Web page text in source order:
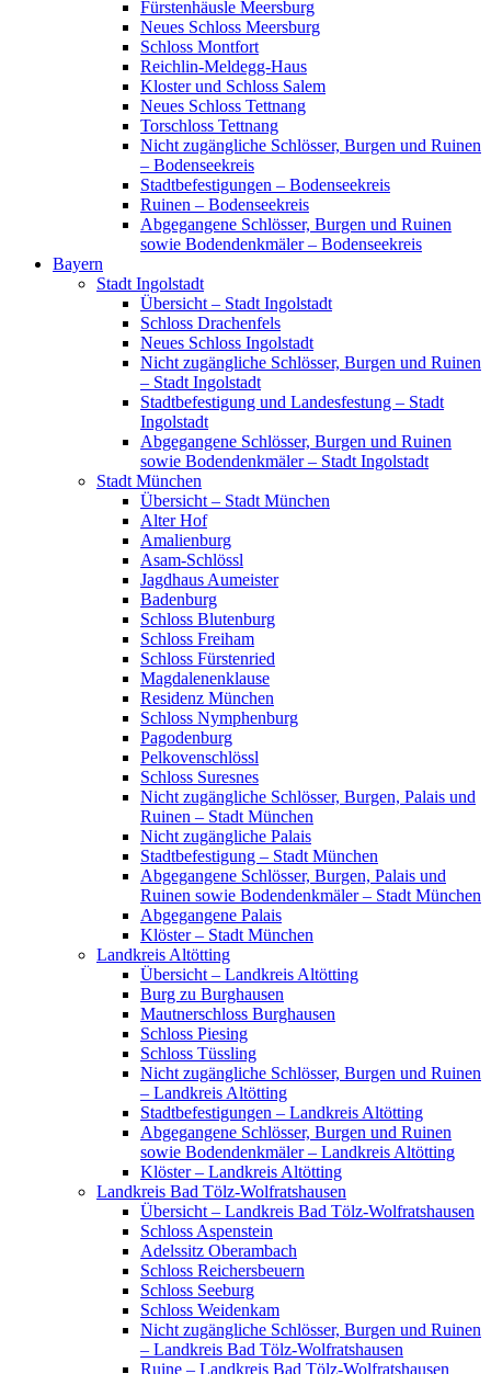
Fürstenhäusle Meersburg
Neues Schloss Meersburg
Schloss Montfort
Reichlin-Meldegg-Haus
Kloster und Schloss Salem
Neues Schloss Tettnang
Torschloss Tettnang
Nicht zugängliche Schlösser, Burgen und Ruinen
– Bodenseekreis
Stadtbefestigungen – Bodenseekreis
Ruinen – Bodenseekreis
Abgegangene Schlösser, Burgen und Ruinen
sowie Bodendenkmäler – Bodenseekreis
Bayern
Stadt Ingolstadt
Übersicht – Stadt Ingolstadt
Schloss Drachenfels
Neues Schloss Ingolstadt
Nicht zugängliche Schlösser, Burgen und Ruinen
– Stadt Ingolstadt
Stadtbefestigung und Landesfestung – Stadt
Ingolstadt
Abgegangene Schlösser, Burgen und Ruinen
sowie Bodendenkmäler – Stadt Ingolstadt
Stadt München
Übersicht – Stadt München
Alter Hof
Amalienburg
Asam-Schlössl
Jagdhaus Aumeister
Badenburg
Schloss Blutenburg
Schloss Freiham
Schloss Fürstenried
Magdalenenklause
Residenz München
Schloss Nymphenburg
Pagodenburg
Pelkovenschlössl
Schloss Suresnes
Nicht zugängliche Schlösser, Burgen, Palais und
Ruinen – Stadt München
Nicht zugängliche Palais
Stadtbefestigung – Stadt München
Abgegangene Schlösser, Burgen, Palais und
Ruinen sowie Bodendenkmäler – Stadt München
Abgegangene Palais
Klöster – Stadt München
Landkreis Altötting
Übersicht – Landkreis Altötting
Burg zu Burghausen
Mautnerschloss Burghausen
Schloss Piesing
Schloss Tüssling
Nicht zugängliche Schlösser, Burgen und Ruinen
– Landkreis Altötting
Stadtbefestigungen – Landkreis Altötting
Abgegangene Schlösser, Burgen und Ruinen
sowie Bodendenkmäler – Landkreis Altötting
Klöster – Landkreis Altötting
Landkreis Bad Tölz-Wolfratshausen
Übersicht – Landkreis Bad Tölz-Wolfratshausen
Schloss Aspenstein
Adelssitz Oberambach
Schloss Reichersbeuern
Schloss Seeburg
Schloss Weidenkam
Nicht zugängliche Schlösser, Burgen und Ruinen
– Landkreis Bad Tölz-Wolfratshausen
Ruine – Landkreis Bad Tölz-Wolfratshausen